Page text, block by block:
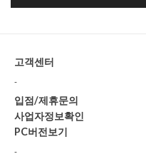
고객센터
-
입점/제휴문의
사업자정보확인
PC버전보기
-